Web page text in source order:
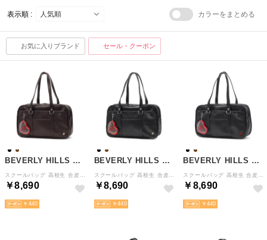
表示順 : カラーをまとめる
お気に入りブランド セール・クーポン
BEVERLY HILLS POLO CLUB
￥8,690
￥440
BEVERLY HILLS POLO CLUB
￥8,690
￥440
BEVERLY HILLS POLO CLUB
￥8,690
￥440